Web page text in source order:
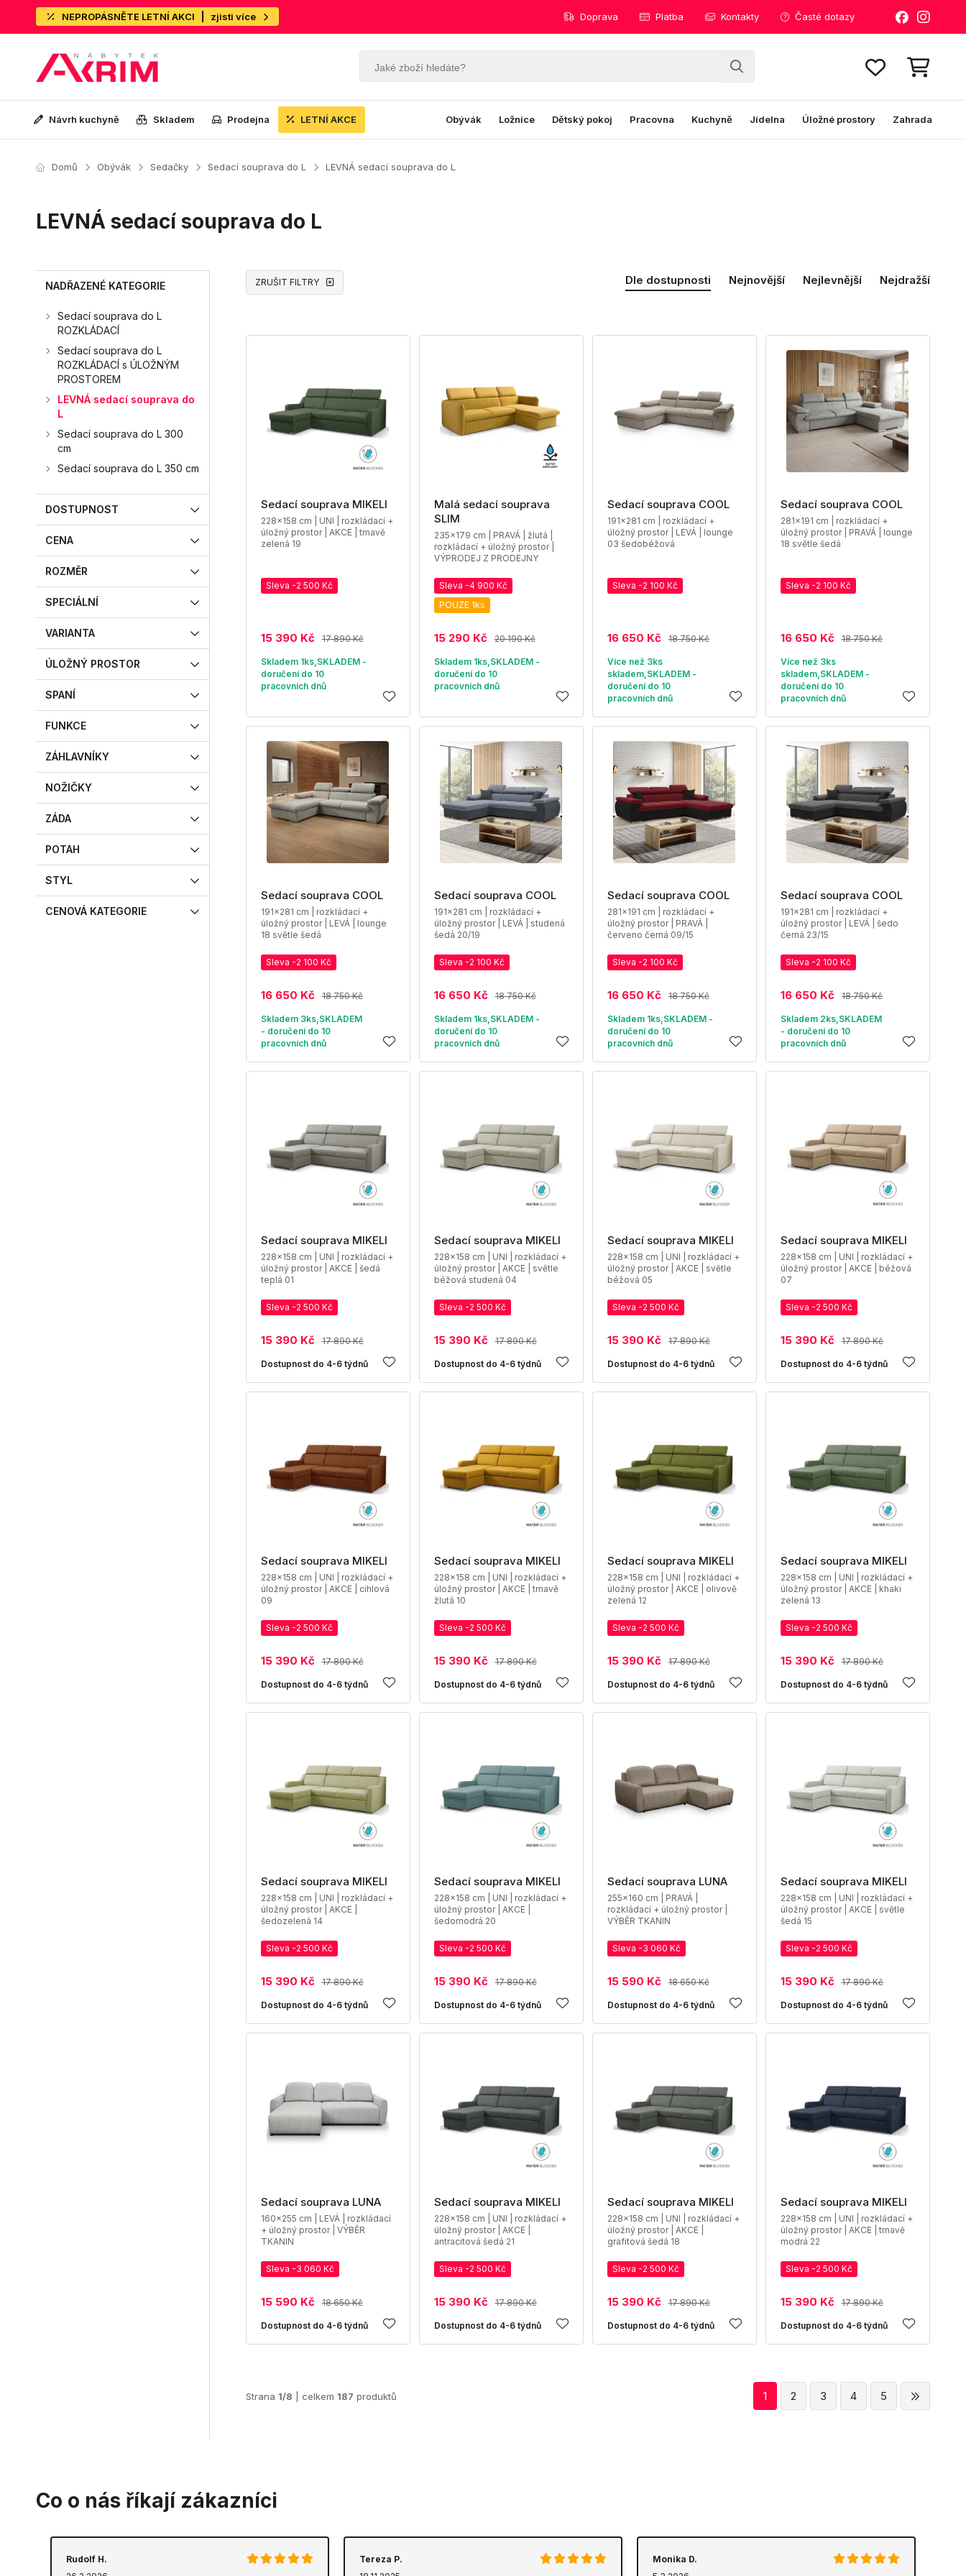
NEPROPÁSNĚTE LETNÍ AKCI zjisti více Doprava Platba Kontakty Časté dotazy
Návrh kuchyně Skladem Prodejna LETNÍ AKCE Obývák Ložnice Dětský pokoj Pracovna Kuchyně Jídelna Úložné prostory Zahrada
Domů Obývák Sedačky Sedací souprava do L LEVNÁ sedací souprava do L
LEVNÁ sedací souprava do L
NADŘAZENÉ KATEGORIE
Sedací souprava do L
ROZKLÁDACÍ
Sedací souprava do L
ROZKLÁDACÍ s ÚLOŽNÝM
PROSTOREM
LEVNÁ sedací souprava do
L
Sedací souprava do L 300
cm
Sedací souprava do L 350 cm
DOSTUPNOST
CENA
ROZMĚR
SPECIÁLNÍ
VARIANTA
ÚLOŽNÝ PROSTOR
SPANÍ
FUNKCE
ZÁHLAVNÍKY
NOŽIČKY
ZÁDA
POTAH
STYL
CENOVÁ KATEGORIE
Dle dostupnosti Nejnovější Nejlevnější Nejdražší
ZRUŠIT FILTRY
Sedací souprava MIKELI
228x158 cm | UNI | rozkládací +
úložný prostor | AKCE | tmavě
zelená 19
Sleva -2 500 Kč
15 390 Kč 17 890 Kč
Skladem 1ks,SKLADEM -
doručení do 10
pracovních dnů
Malá sedací souprava
SLIM
235x179 cm | PRAVÁ | žlutá |
rozkládací + úložný prostor |
VÝPRODEJ Z PRODEJNY
Sleva -4 900 Kč
POUZE 1ks
15 290 Kč 20 190 Kč
Skladem 1ks,SKLADEM -
doručení do 10
pracovních dnů
Sedací souprava COOL
191x281 cm | rozkládací +
úložný prostor | LEVÁ | lounge
03 šedobéžová
Sleva -2 100 Kč
16 650 Kč 18 750 Kč
Více než 3ks
skladem,SKLADEM -
doručení do 10
pracovních dnů
Sedací souprava COOL
281x191 cm | rozkládací +
úložný prostor | PRAVÁ | lounge
18 světle šedá
Sleva -2 100 Kč
16 650 Kč 18 750 Kč
Více než 3ks
skladem,SKLADEM -
doručení do 10
pracovních dnů
Sedací souprava COOL
191x281 cm | rozkládací +
úložný prostor | LEVÁ | lounge
18 světle šedá
Sleva -2 100 Kč
16 650 Kč 18 750 Kč
Skladem 3ks,SKLADEM
- doručení do 10
pracovních dnů
Sedací souprava COOL
191x281 cm | rozkládací +
úložný prostor | LEVÁ | studená
šedá 20/19
Sleva -2 100 Kč
16 650 Kč 18 750 Kč
Skladem 1ks,SKLADEM -
doručení do 10
pracovních dnů
Sedací souprava COOL
281x191 cm | rozkládací +
úložný prostor | PRAVÁ |
červeno černá 09/15
Sleva -2 100 Kč
16 650 Kč 18 750 Kč
Skladem 1ks,SKLADEM -
doručení do 10
pracovních dnů
Sedací souprava COOL
191x281 cm | rozkládací +
úložný prostor | LEVÁ | šedo
černá 23/15
Sleva -2 100 Kč
16 650 Kč 18 750 Kč
Skladem 2ks,SKLADEM
- doručení do 10
pracovních dnů
Sedací souprava MIKELI
228x158 cm | UNI | rozkládací +
úložný prostor | AKCE | šedá
teplá 01
Sleva -2 500 Kč
15 390 Kč 17 890 Kč
Dostupnost do 4-6 týdnů
Sedací souprava MIKELI
228x158 cm | UNI | rozkládací +
úložný prostor | AKCE | světle
béžová studená 04
Sleva -2 500 Kč
15 390 Kč 17 890 Kč
Dostupnost do 4-6 týdnů
Sedací souprava MIKELI
228x158 cm | UNI | rozkládací +
úložný prostor | AKCE | světle
béžová 05
Sleva -2 500 Kč
15 390 Kč 17 890 Kč
Dostupnost do 4-6 týdnů
Sedací souprava MIKELI
228x158 cm | UNI | rozkládací +
úložný prostor | AKCE | béžová
07
Sleva -2 500 Kč
15 390 Kč 17 890 Kč
Dostupnost do 4-6 týdnů
Sedací souprava MIKELI
228x158 cm | UNI | rozkládací +
úložný prostor | AKCE | cihlová
09
Sleva -2 500 Kč
15 390 Kč 17 890 Kč
Dostupnost do 4-6 týdnů
Sedací souprava MIKELI
228x158 cm | UNI | rozkládací +
úložný prostor | AKCE | tmavě
žlutá 10
Sleva -2 500 Kč
15 390 Kč 17 890 Kč
Dostupnost do 4-6 týdnů
Sedací souprava MIKELI
228x158 cm | UNI | rozkládací +
úložný prostor | AKCE | olivově
zelená 12
Sleva -2 500 Kč
15 390 Kč 17 890 Kč
Dostupnost do 4-6 týdnů
Sedací souprava MIKELI
228x158 cm | UNI | rozkládací +
úložný prostor | AKCE | khaki
zelená 13
Sleva -2 500 Kč
15 390 Kč 17 890 Kč
Dostupnost do 4-6 týdnů
Sedací souprava MIKELI
228x158 cm | UNI | rozkládací +
úložný prostor | AKCE |
šedozelená 14
Sleva -2 500 Kč
15 390 Kč 17 890 Kč
Dostupnost do 4-6 týdnů
Sedací souprava MIKELI
228x158 cm | UNI | rozkládací +
úložný prostor | AKCE |
šedomodrá 20
Sleva -2 500 Kč
15 390 Kč 17 890 Kč
Dostupnost do 4-6 týdnů
Sedací souprava LUNA
255x160 cm | PRAVÁ |
rozkládací + úložný prostor |
VÝBĚR TKANIN
Sleva -3 060 Kč
15 590 Kč 18 650 Kč
Dostupnost do 4-6 týdnů
Sedací souprava MIKELI
228x158 cm | UNI | rozkládací +
úložný prostor | AKCE | světle
šedá 15
Sleva -2 500 Kč
15 390 Kč 17 890 Kč
Dostupnost do 4-6 týdnů
Sedací souprava LUNA
160x255 cm | LEVÁ | rozkládací
+ úložný prostor | VÝBĚR
TKANIN
Sleva -3 060 Kč
15 590 Kč 18 650 Kč
Dostupnost do 4-6 týdnů
Sedací souprava MIKELI
228x158 cm | UNI | rozkládací +
úložný prostor | AKCE |
antracitová šedá 21
Sleva -2 500 Kč
15 390 Kč 17 890 Kč
Dostupnost do 4-6 týdnů
Sedací souprava MIKELI
228x158 cm | UNI | rozkládací +
úložný prostor | AKCE |
grafitová šedá 18
Sleva -2 500 Kč
15 390 Kč 17 890 Kč
Dostupnost do 4-6 týdnů
Sedací souprava MIKELI
228x158 cm | UNI | rozkládací +
úložný prostor | AKCE | tmavě
modrá 22
Sleva -2 500 Kč
15 390 Kč 17 890 Kč
Dostupnost do 4-6 týdnů
Strana 1/8 | celkem 187 produktů 1 2 3 4 5
Co o nás říkají zákazníci
Rudolf H.
Tereza P.
Monika D.